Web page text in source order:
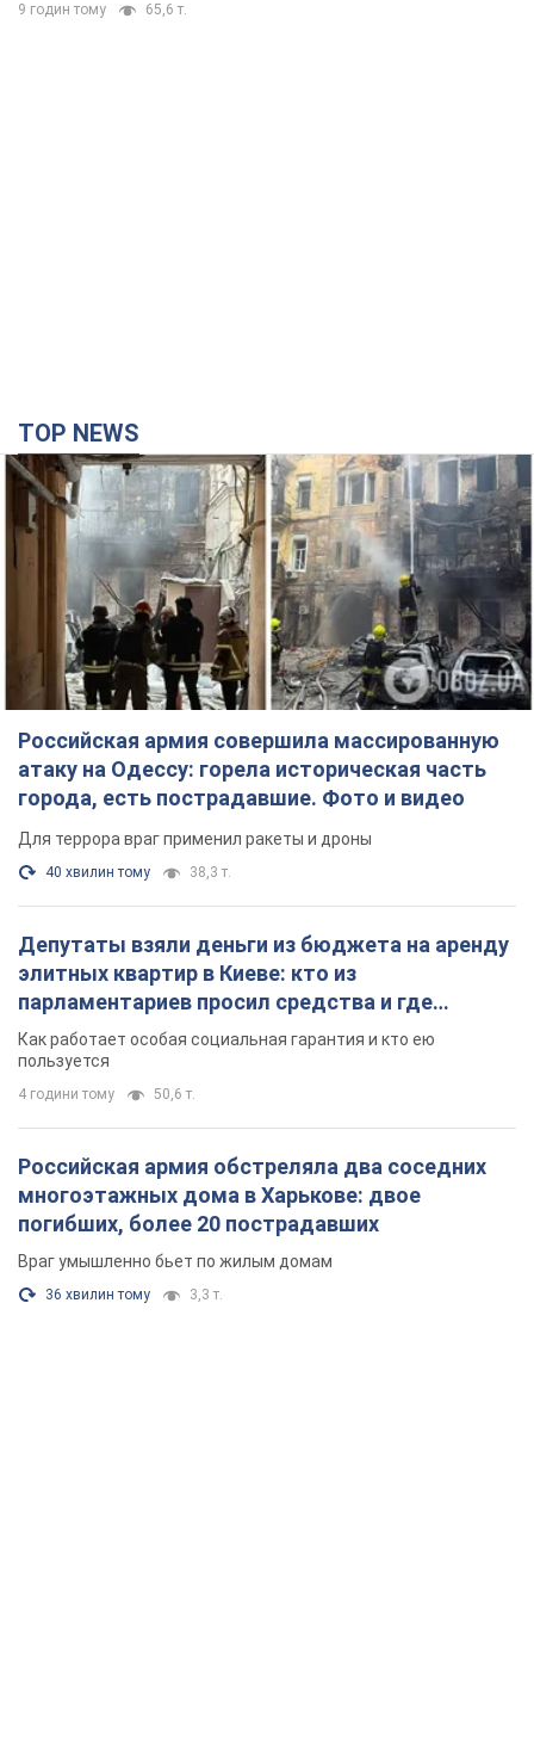
9 годин тому 65,6 т.
TOP NEWS
Российская армия совершила массированную
атаку на Одессу: горела историческая часть
города, есть пострадавшие. Фото и видео
Для террора враг применил ракеты и дроны
40 хвилин тому 38,3 т.
Депутаты взяли деньги из бюджета на аренду
элитных квартир в Киеве: кто из
парламентариев просил средства и где
поселился
Как работает особая социальная гарантия и кто ею
пользуется
4 години тому 50,6 т.
Российская армия обстреляла два соседних
многоэтажных дома в Харькове: двое
погибших, более 20 пострадавших
Враг умышленно бьет по жилым домам
36 хвилин тому 3,3 т.